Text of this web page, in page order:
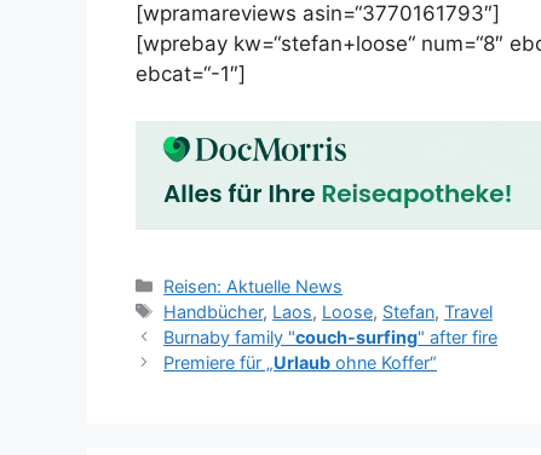
[wpramareviews asin=“3770161793″]
[wprebay kw=“stefan+loose“ num=“8″
ebcat=“-1″]
Kategorien
Reisen: Aktuelle News
Schlagwörter
Handbücher, Laos, Loose, Stefan,Travel
Burnaby family "couch-surfing" after fire
Premiere für „Urlaub ohne Koffer“